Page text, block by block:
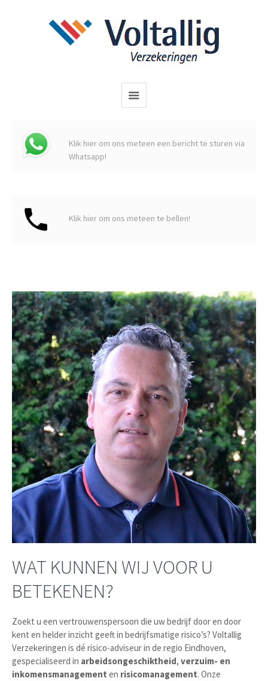
Klik hier om ons meteen een bericht te sturen via
Whatsapp!
Klik hier om ons meteen te bellen!
WAT KUNNEN WIJ VOOR U
BETEKENEN?
Zoekt u een vertrouwenspersoon die uw bedrijf door en door
kent en helder inzicht geeft in bedrijfsmatige risico’s? Voltallig
Verzekeringen is dé risico-adviseur in de regio Eindhoven,
gespecialiseerd in arbeidsongeschiktheid,verzuim- en
inkomensmanagement en risicomanagement. Onze